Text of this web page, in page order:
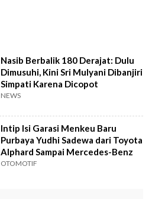
Nasib Berbalik 180 Derajat: Dulu
Dimusuhi, Kini Sri Mulyani Dibanjiri
Simpati Karena Dicopot
NEWS
Intip Isi Garasi Menkeu Baru
Purbaya Yudhi Sadewa dari Toyota
Alphard Sampai Mercedes-Benz
OTOMOTIF